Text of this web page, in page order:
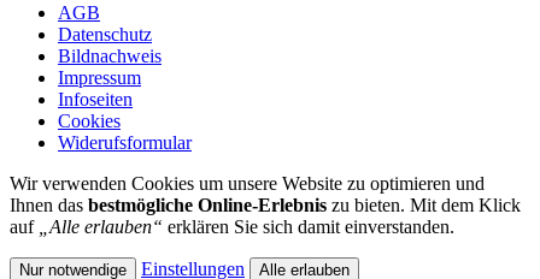
AGB
Datenschutz
Bildnachweis
Impressum
Infoseiten
Cookies
Widerufsformular
Wir verwenden Cookies um unsere Website zu optimieren und
Ihnen das bestmögliche Online-Erlebnis zu bieten. Mit dem Klick
auf
„Alle erlauben“ erklären Sie sich damit einverstanden.
Nur notwendige Einstellungen Alle erlauben